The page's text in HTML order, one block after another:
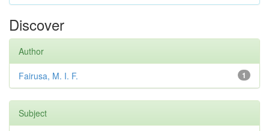
Discover
Author
1
Fairusa, M. I. F.
Subject